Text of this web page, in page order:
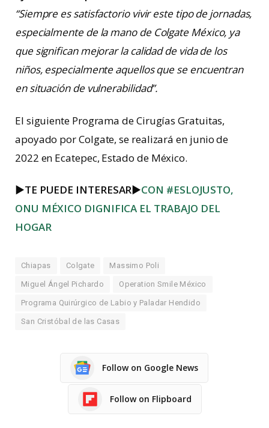
“Siempre es satisfactorio vivir este tipo de jornadas,
especialmente de la mano de Colgate México, ya
que significan mejorar la calidad de vida de los
niños, especialmente aquellos que se encuentran
en situación de vulnerabilidad”.
El siguiente Programa de Cirugías Gratuitas,
apoyado por Colgate, se realizará en junio de
2022 en Ecatepec, Estado de México.
►TE PUEDE INTERESAR►CON #ESLOJUSTO,
ONU MÉXICO DIGNIFICA EL TRABAJO DEL
HOGAR
Chiapas Colgate Massimo Poli
Miguel Ángel Pichardo Operation Smile México
Programa Quirúrgico de Labio y Paladar Hendido
San Cristóbal de las Casas
Follow on Google News
Follow on Flipboard